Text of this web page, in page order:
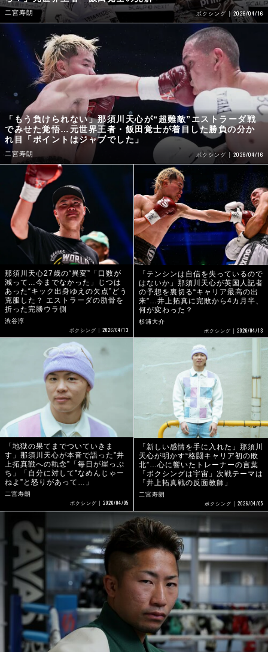
二宮寿朗 ボクシング 2026/04/16
「もう負けられない」那須川天心が“超難敵”エストラーダ戦
でみせた覚悟…元世界王者・飯田覚士が着目した勝負の分か
れ目「ポイントはジャブでした」
二宮寿朗 ボクシング 2026/04/16
那須川天心27歳の“異変”「口数が
減って…今までなかった」じつは
あった“キック出身ゆえの欠点”どう
克服した？ エストラーダの肋骨を
折った完勝ウラ側
渋谷淳
ボクシング 2026/04/13
「テンシンは自信を失っているので
はないか」那須川天心が英国人記者
の予想を裏切る“キャリア最高の出
来”…井上拓真に完敗から4カ月半、
何が変わった？
杉浦大介
ボクシング 2026/04/13
「地獄の果てまでついていきま
す」那須川天心が本音で語った”井
上拓真戦への執念”「毎日が崖っぷ
ち」「自分に対して”なめんじゃー
ねよ”と怒りがあって…」
二宮寿朗
ボクシング 2026/04/05
「新しい感情を手に入れた」那須川
天心が明かす“格闘キャリア初の敗
北”…心に響いたトレーナーの言葉
「ボクシングは宇宙」次戦テーマは
「井上拓真戦の反面教師」
二宮寿朗
ボクシング 2026/04/05